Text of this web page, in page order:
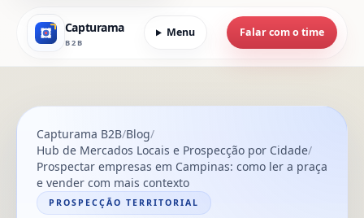
Capturama
B2B
Menu Falar com o time
Capturama B2B Blog
Hub de Mercados Locais e Prospecção por Cidade
Prospectar empresas em Campinas: como ler a praça
e vender com mais contexto
PROSPECÇÃO TERRITORIAL